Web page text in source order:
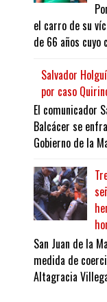
el carro de su
de 66 años cuyo
Salvador
por caso
El comunicador
Balcácer se
Gobierno de la
San Juan de la
medida de
Altagracia